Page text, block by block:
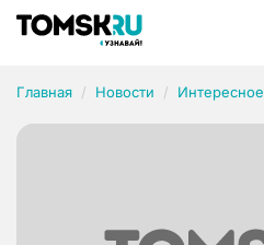
Главная Новости Интересное